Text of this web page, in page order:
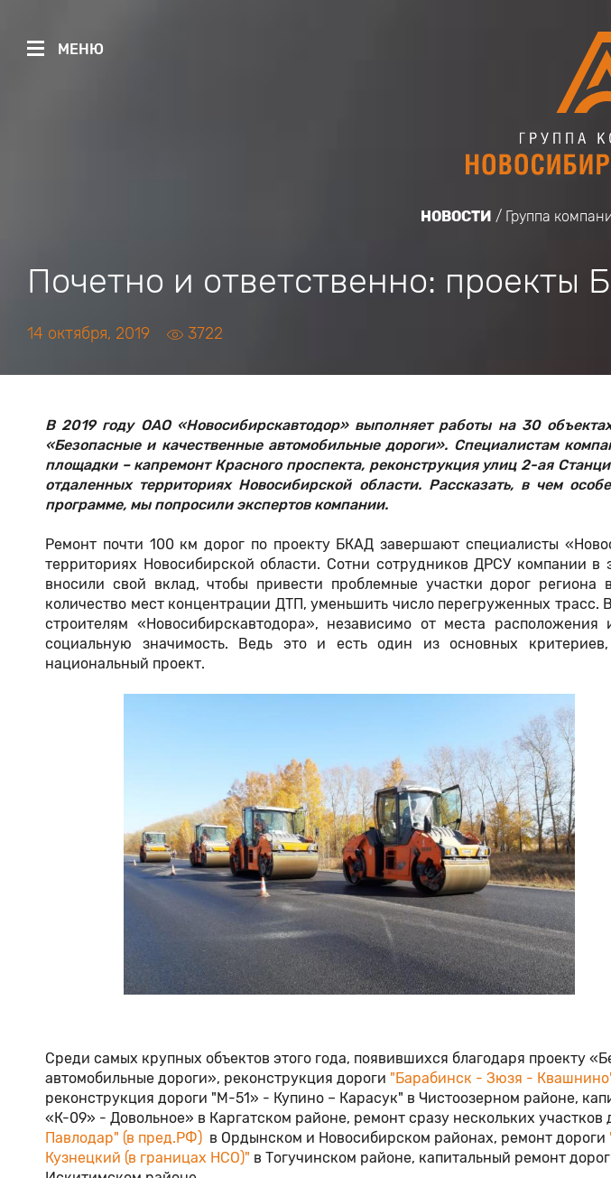
МЕНЮ
НОВОСТИ Группа
Почетно и ответственно: проекты
14 октября, 2019 3722
В 2019 году ОАО «Новосибирскавтодор» выполняет работы на 30
«Безопасные и качественные автомобильные дороги». Специалистам
площадки – капремонт Красного проспекта, реконструкция улиц 2-ая
отдаленных территориях Новосибирской области. Рассказать, в чем
программе, мы попросили экспертов компании.
Ремонт почти 100 км дорог по проекту БКАД завершают специалисты
территориях Новосибирской области. Сотни сотрудников ДРСУ компании
вносили свой вклад, чтобы привести проблемные участки дорог региона
количество мест концентрации ДТП, уменьшить число перегруженных
строителям «Новосибирскавтодора», независимо от места
социальную значимость. Ведь это и есть один из основных
национальный проект.
Среди самых крупных объектов этого года, появившихся благодаря проекту
автомобильные дороги», реконструкция дороги "Барабинск - Зюзя -
реконструкция дороги "М-51» - Купино – Карасук" в Чистоозерном районе,
«К-09» - Довольное» в Каргатском районе, ремонт сразу нескольких участков
Павлодар" (в пред.РФ) в Ордынском и Новосибирском районах, ремонт дороги
Кузнецкий (в границах НСО)" в Тогучинском районе, капитальный ремонт